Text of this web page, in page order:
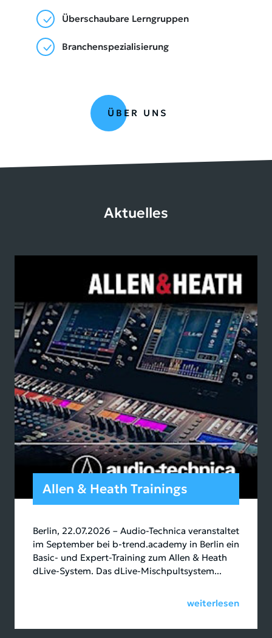
Überschaubare Lerngruppen
Branchenspezialisierung
ÜBER UNS
Aktuelles
Allen & Heath Trainings
Berlin, 22.07.2026 – Audio-Technica veranstaltet
im September bei b-trend.academy in Berlin ein
Basic- und Expert-Training zum Allen & Heath
dLive-System. Das dLive-Mischpultsystem...
weiterlesen